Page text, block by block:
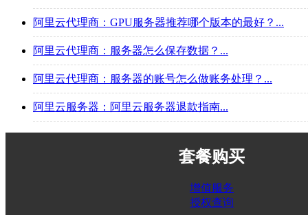
阿里云代理商：GPU服务器推荐哪个版本的最好？...
阿里云代理商：服务器怎么保存数据？...
阿里云代理商：服务器的账号怎么做账务处理？...
阿里云服务器：阿里云服务器退款指南...
套餐购买
增值服务
授权查询